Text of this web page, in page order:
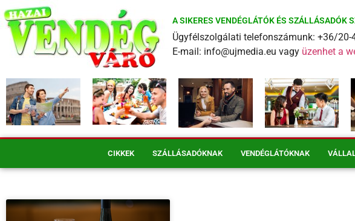
A SIKERES VENDÉGLÁTÓK ÉS SZÁLLÁSADÓK
Ügyfélszolgálati telefonszámunk: +36/20-
E-mail: info@ujmedia.eu vagy üzenhet a
CIKKEK SZÁLLÁSADÓKNAK VENDÉGLÁTÓKNAK